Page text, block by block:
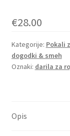
€28.00
Kategorije: Pokali
dogodki & smeh
Oznaki: darila za
Opis